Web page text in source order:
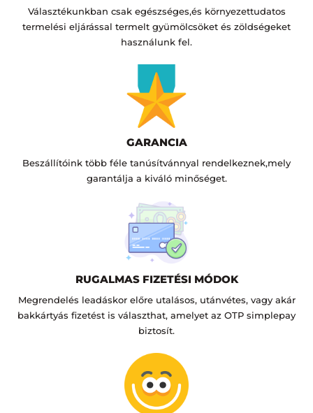
Választékunkban csak egészséges,és környezettudatos
termelési eljárással termelt gyümölcsöket és zöldségeket
használunk fel.
GARANCIA
Beszállítóink több féle tanúsítvánnyal rendelkeznek,mely
garantálja a kiváló minőséget.
RUGALMAS FIZETÉSI MÓDOK
Megrendelés leadáskor előre utalásos, utánvétes, vagy akár
bakkártyás fizetést is választhat, amelyet az OTP simplepay
biztosít.